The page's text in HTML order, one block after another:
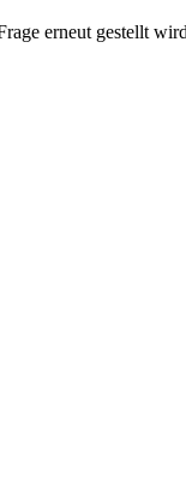
erneut gestellt